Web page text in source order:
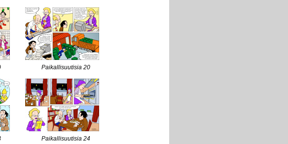
Paikallisuutisia 20
Paikallisuutisia 24